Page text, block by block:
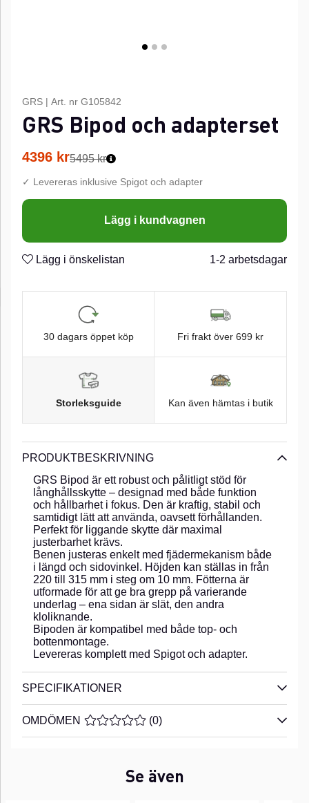
GRS | Art. nr G105842
GRS Bipod och adapterset
4396 kr5495 kr
✓ Levereras inklusive Spigot och adapter
Lägg i kundvagnen
Lägg i önskelistan 1-2 arbetsdagar
30 dagars öppet köp Fri frakt över 699 kr
Storleksguide Kan även hämtas i butik
PRODUKTBESKRIVNING
GRS Bipod är ett robust och pålitligt stöd för
långhållsskytte – designad med både funktion
och hållbarhet i fokus. Den är kraftig, stabil och
samtidigt lätt att använda, oavsett förhållanden.
Perfekt för liggande skytte där maximal
justerbarhet krävs.
Benen justeras enkelt med fjädermekanism både
i längd och sidovinkel. Höjden kan ställas in från
220 till 315 mm i steg om 10 mm. Fötterna är
utformade för att ge bra grepp på varierande
underlag – ena sidan är slät, den andra
kloliknande.
Bipoden är kompatibel med både top- och
bottenmontage.
Levereras komplett med Spigot och adapter.
SPECIFIKATIONER
OMDÖMEN MEDELBETYG 0 AV 5 ANTAL BETYG 0
(0)
Se även